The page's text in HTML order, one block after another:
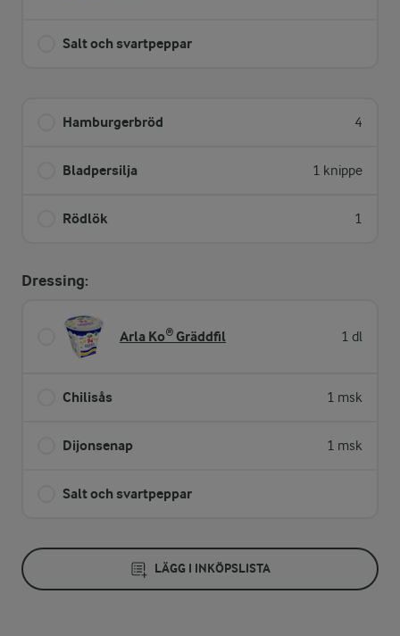
Salt och svartpeppar
Hamburgerbröd 4
Bladpersilja 1 knippe
Rödlök 1
Dressing:
Arla Ko® Gräddfil 1 dl
Chilisås 1 msk
Dijonsenap 1 msk
Salt och svartpeppar
LÄGG I INKÖPSLISTA